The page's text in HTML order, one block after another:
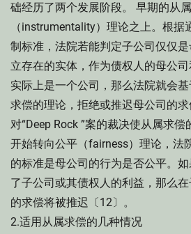
础经历了两个发展阶段。 早期的从
（instrumentality）理论之上。根
制标准，法院若能判定子公司仅仅
立存在的实体，作为债权人的母公
实际上是一个公司，那么法院就会
求偿的理论，拒绝或推迟母公司的
对“Deep Rock ”案的裁决使从属求
开始转向公平（fairness）理论，法
的标准是母公司的行为是否公平。
了子公司或其债权人的利益，那么
的求偿将被推迟〔12〕。
2.适用从属求偿的几种情况